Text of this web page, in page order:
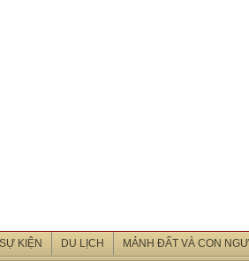
KIỆN DU LỊCH MẢNH ĐẤT VÀ CON